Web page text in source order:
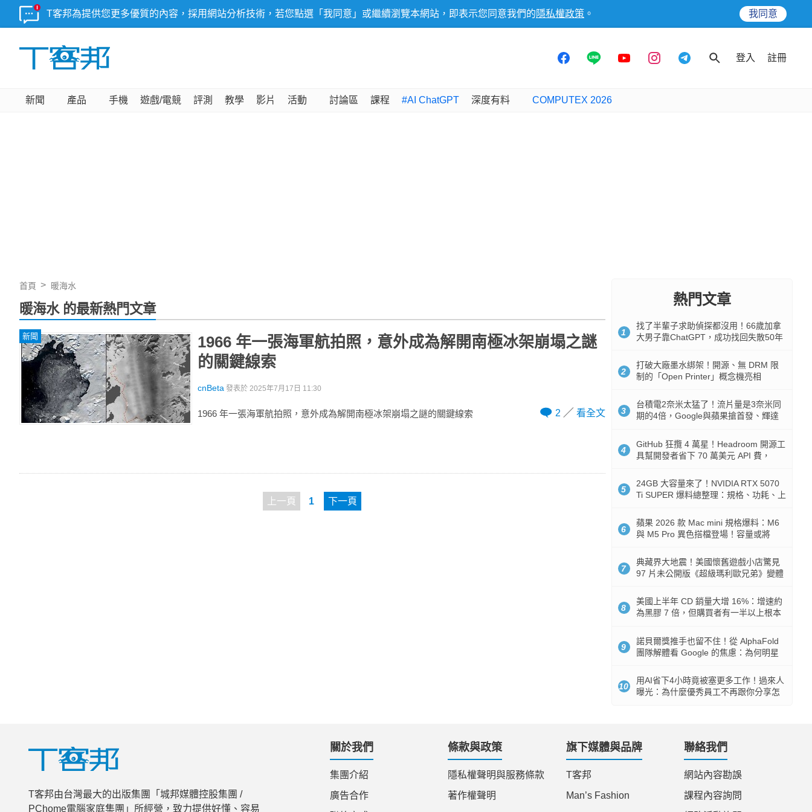
T客邦為提供您更多優質的內容，採用網站分析技術，若您點選「我同意」或繼續瀏覽本網站，即表示您同意我們的 隱私權政策 。 我同意
登入 註冊
新聞 產品 手機 遊戲/電競 評測 教學 影片 活動 討論區 課程 #AI ChatGPT 深度有料 COMPUTEX 2026
首頁 暖海水
暖海水 的最新熱門文章
新聞
1966 年一張海軍航拍照，意外成為解開南極冰架崩塌之謎
的關鍵線索
cnBeta 發表於 2025年7月17日 11:30
1966 年一張海軍航拍照，意外成為解開南極冰架崩塌之謎的關鍵線索 2 看全文
上一頁 1 下一頁
熱門文章
1
找了半輩子求助偵探都沒用！66歲加拿
大男子靠ChatGPT，成功找回失散50年
2
打破大廠墨水綁架！開源、無 DRM 限
制的「Open Printer」概念機亮相
3
台積電2奈米太猛了！流片量是3奈米同
期的4倍，Google與蘋果搶首發、輝達
4
GitHub 狂攬 4 萬星！Headroom 開源工
具幫開發者省下 70 萬美元 API 費，
5
24GB 大容量來了！NVIDIA RTX 5070
Ti SUPER 爆料總整理：規格、功耗、上
6
蘋果 2026 款 Mac mini 規格爆料：M6
與 M5 Pro 異色搭檔登場！容量或將
7
典藏界大地震！美國懷舊遊戲小店驚見
97 片未公開版《超級瑪利歐兄弟》變體
8
美國上半年 CD 銷量大增 16%：增速約
為黑膠 7 倍，但購買者有一半以上根本
9
諾貝爾獎推手也留不住！從 AlphaFold
團隊解體看 Google 的焦慮：為何明星
10
用AI省下4小時竟被塞更多工作！過來人
曝光：為什麼優秀員工不再跟你分享怎
T客邦由台灣最大的出版集團「城邦媒體控股集團 /
PChome電腦家庭集團」所經營，致力提供好懂、容易
關於我們
集團介紹
廣告合作
條款與政策
隱私權聲明與服務條款
著作權聲明
旗下媒體與品牌
T客邦
Man’s Fashion
聯絡我們
網站內容勘誤
課程內容詢問